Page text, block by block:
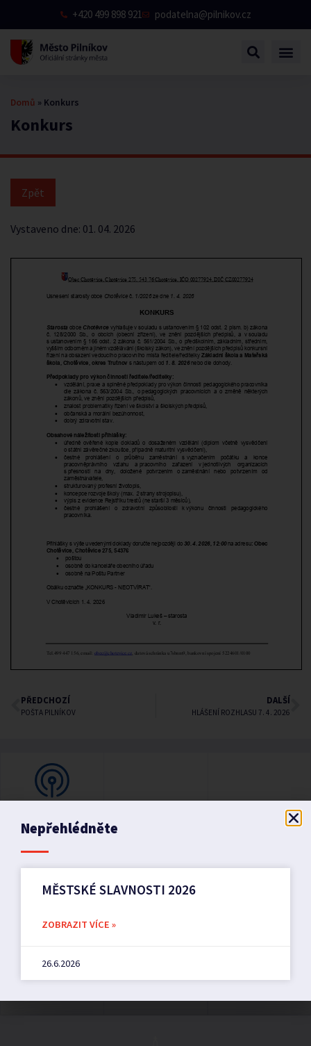
+420 499 898 921 podatelna@pilnikov.cz
Konkurs
Domů » Konkurs
Vystaveno dne: 01. 04. 2026
PŘEDCHOZÍ
POŠTA PILNÍKOV
DALŠÍ
HLÁŠENÍ ROZHLASU 7. 4. 2026
Nepřehlédněte
MĚSTSKÉ SLAVNOSTI 2026
ZOBRAZIT VÍCE »
26.6.2026